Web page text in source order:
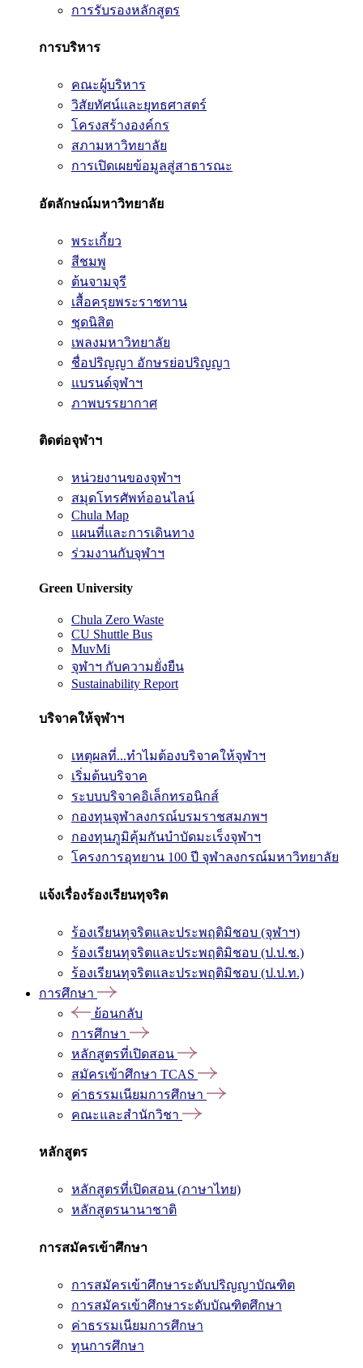
การรับรองหลักสูตร
การบริหาร
คณะผู้บริหาร
วิสัยทัศน์และยุทธศาสตร์
โครงสร้างองค์กร
สภามหาวิทยาลัย
การเปิดเผยข้อมูลสู่สาธารณะ
อัตลักษณ์มหาวิทยาลัย
พระเกี้ยว
สีชมพู
ต้นจามจุรี
เสื้อครุยพระราชทาน
ชุดนิสิต
เพลงมหาวิทยาลัย
ชื่อปริญญา อักษรย่อปริญญา
แบรนด์จุฬาฯ
ภาพบรรยากาศ
ติดต่อจุฬาฯ
หน่วยงานของจุฬาฯ
สมุดโทรศัพท์ออนไลน์
Chula Map
แผนที่และการเดินทาง
ร่วมงานกับจุฬาฯ
Green University
Chula Zero Waste
CU Shuttle Bus
MuvMi
จุฬาฯ กับความยั่งยืน
Sustainability Report
บริจาคให้จุฬาฯ
เหตุผลที่...ทำไมต้องบริจาคให้จุฬาฯ
เริ่มต้นบริจาค
ระบบบริจาคอิเล็กทรอนิกส์
กองทุนจุฬาลงกรณ์บรมราชสมภพฯ
กองทุนภูมิคุ้มกันบำบัดมะเร็งจุฬาฯ
โครงการอุทยาน 100 ปี จุฬาลงกรณ์มหาวิทยาลัย
แจ้งเรื่องร้องเรียนทุจริต
ร้องเรียนทุจริตและประพฤติมิชอบ (จุฬาฯ)
ร้องเรียนทุจริตและประพฤติมิชอบ (ป.ป.ช.)
ร้องเรียนทุจริตและประพฤติมิชอบ (ป.ป.ท.)
การศึกษา
ย้อนกลับ
การศึกษา
หลักสูตรที่เปิดสอน
สมัครเข้าศึกษา TCAS
ค่าธรรมเนียมการศึกษา
คณะและสำนักวิชา
หลักสูตร
หลักสูตรที่เปิดสอน (ภาษาไทย)
หลักสูตรนานาชาติ
การสมัครเข้าศึกษา
การสมัครเข้าศึกษาระดับปริญญาบัณฑิต
การสมัครเข้าศึกษาระดับบัณฑิตศึกษา
ค่าธรรมเนียมการศึกษา
ทุนการศึกษา